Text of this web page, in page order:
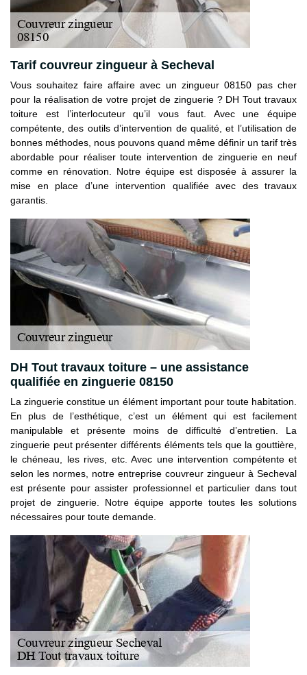
Tarif couvreur zingueur à Secheval
Vous souhaitez faire affaire avec un zingueur 08150 pas cher
pour la réalisation de votre projet de zinguerie ? DH Tout travaux
toiture est l’interlocuteur qu’il vous faut. Avec une équipe
compétente, des outils d’intervention de qualité, et l’utilisation de
bonnes méthodes, nous pouvons quand même définir un tarif très
abordable pour réaliser toute intervention de zinguerie en neuf
comme en rénovation. Notre équipe est disposée à assurer la
mise en place d’une intervention qualifiée avec des travaux
garantis.
DH Tout travaux toiture – une assistance
qualifiée en zinguerie 08150
La zinguerie constitue un élément important pour toute habitation.
En plus de l’esthétique, c’est un élément qui est facilement
manipulable et présente moins de difficulté d’entretien. La
zinguerie peut présenter différents éléments tels que la gouttière,
le chéneau, les rives, etc. Avec une intervention compétente et
selon les normes, notre entreprise couvreur zingueur à Secheval
est présente pour assister professionnel et particulier dans tout
projet de zinguerie. Notre équipe apporte toutes les solutions
nécessaires pour toute demande.